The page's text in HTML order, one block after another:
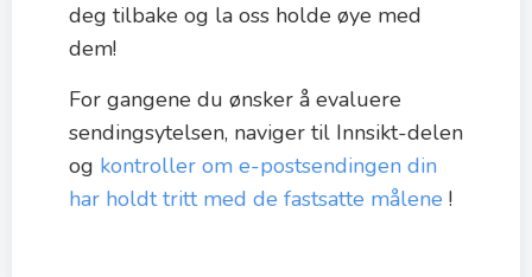
deg tilbake og la oss holde øye med
dem!
For gangene du ønsker å evaluere
sendingsytelsen, naviger til Innsikt-delen
og kontroller om e-postsendingen din
har holdt tritt med de fastsatte målene !